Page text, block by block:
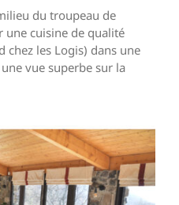
du troupeau de
une cuisine de qualité
chez les Logis) dans une
vue superbe sur la